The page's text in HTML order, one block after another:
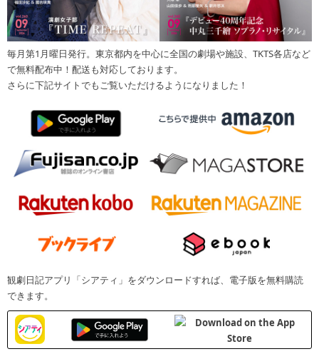
毎月第1月曜日発行。東京都内を中心に全国の劇場や施設、TKTS各店など
で無料配布中！配送も対応しております。
さらに下記サイトでもご覧いただけるようになりました！
観劇日記アプリ「シアティ」をダウンロードすれば、電子版を無料購読
できます。